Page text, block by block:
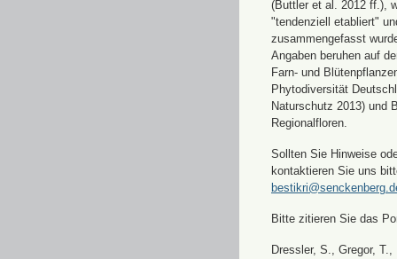
(Buttler et al. 2012 ff.),
"tendenziell etabliert"
zusammengefasst
Angaben beruhen auf
Farn- und
Phytodiversität
Naturschutz 2013) und
Regionalfloren.
Sollten Sie Hinweise
kontaktieren Sie uns
Bitte zitieren Sie das
Dressler, S., Gregor,